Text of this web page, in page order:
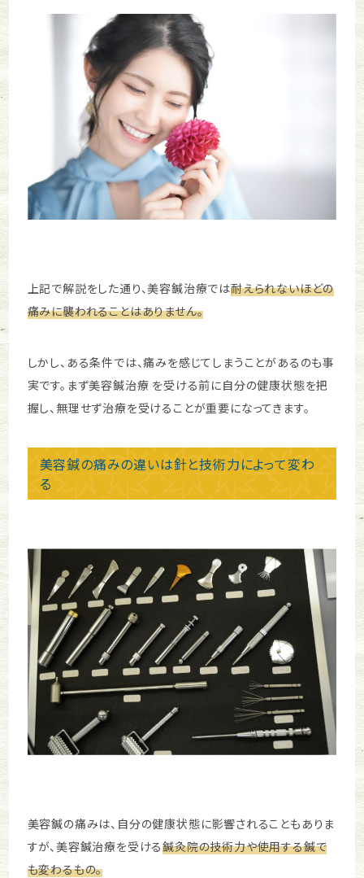
上記で解説をした通り、美容鍼治療では耐えられないほどの
痛みに襲われることはありません。
しかし、ある条件では、痛みを感じてしまうことがあるのも事
実です。まず美容鍼治療 を受ける前に自分の健康状態を把
握し、無理せず治療を受けることが重要になってきます。
美容鍼の痛みの違いは針と技術力によって変わ
る
美容鍼の痛みは、自分の健康状態に影響されることもありま
すが、美容鍼治療を受ける鍼灸院の技術力や使用する鍼で
も変わるもの。